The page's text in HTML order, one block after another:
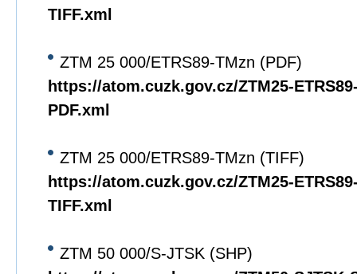
TIFF.xml
ZTM 25 000/ETRS89-TMzn (PDF)
https://atom.cuzk.gov.cz/ZTM25-
PDF.xml
ZTM 25 000/ETRS89-TMzn (TIFF)
https://atom.cuzk.gov.cz/ZTM25-
TIFF.xml
ZTM 50 000/S-JTSK (SHP)